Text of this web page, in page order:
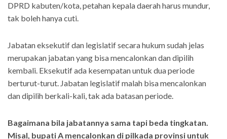
DPRD kabuten/kota, petahan kepala daerah harus mundur,
tak boleh hanya cuti.
Jabatan eksekutif dan legislatif secara hukum sudah jelas
merupakan jabatan yang bisa mencalonkan dan dipilih
kembali. Eksekutif ada kesempatan untuk dua periode
berturut-turut. Jabatan legislatif malah bisa mencalonkan
dan dipilih berkali-kali, tak ada batasan periode.
Bagaimana bila jabatannya sama tapi beda tingkatan.
Misal, bupati A mencalonkan di pilkada provinsi untuk